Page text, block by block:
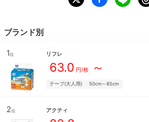
ブランド別
1位 リフレ
63.0 円/枚～
テープ(大人用) 50cm～85cm
2位 アクティ